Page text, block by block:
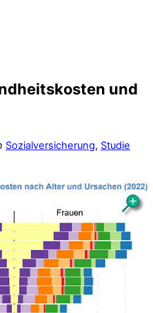
und
Sozialversicherung, Studie